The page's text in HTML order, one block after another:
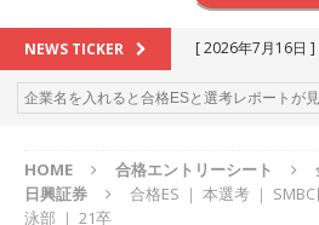
NEWS TICKER [ 2026年7月16日 ]
攻略セミナー ｜
[ 2026年6月13日 ]
HOME 合格エントリーシート
日興証券
合格ES ｜ 本選考 ｜
泳部 ｜ 21卒